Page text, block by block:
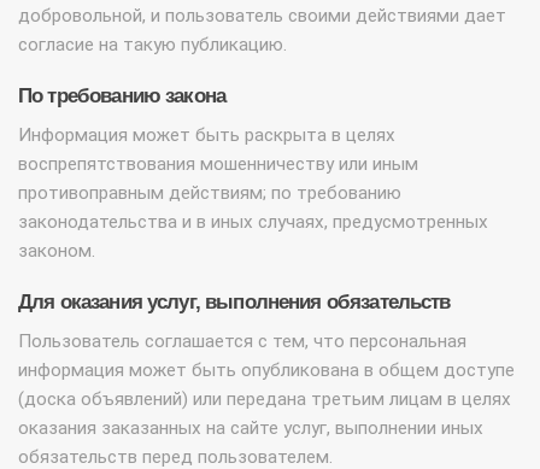
добровольной, и пользователь своими действиями дает
согласие на такую публикацию.
По требованию закона
Информация может быть раскрыта в целях
воспрепятствования мошенничеству или иным
противоправным действиям; по требованию
законодательства и в иных случаях, предусмотренных
законом.
Для оказания услуг, выполнения обязательств
Пользователь соглашается с тем, что персональная
информация может быть опубликована в общем доступе
(доска объявлений) или передана третьим лицам в целях
оказания заказанных на сайте услуг, выполнении иных
обязательств перед пользователем.